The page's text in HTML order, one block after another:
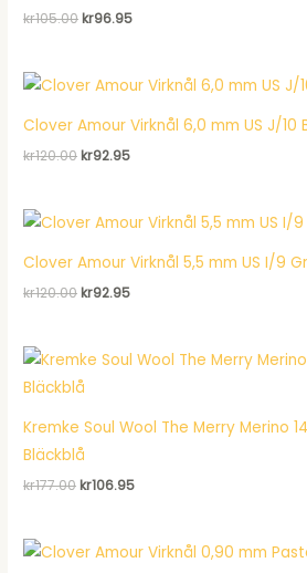
kr105.00Det
kr105.00.
kr96.95Det
kr96.95.
Clover Amour Virknål 6,0 mm US J/10
kr120.00Det
kr120.00.
kr92.95Det
kr92.95.
Clover Amour Virknål 5,5 mm US I/9
kr120.00Det
kr120.00.
kr92.95Det
kr92.95.
Kremke Soul Wool The Merry Merino
Bläckblå
kr177.00Det
kr177.00.
kr106.95Det
kr106.95.